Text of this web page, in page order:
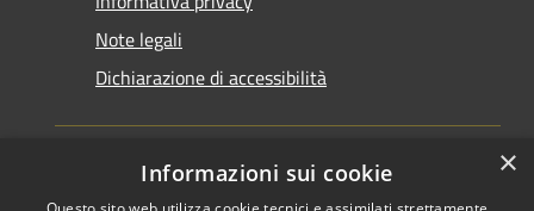
Note legali
Dichiarazione di accessibilità
×
Informazioni sui cookie